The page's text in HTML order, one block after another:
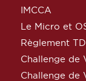
IMCCA
Le Micro et
Règlement
Challenge de
Challenge de